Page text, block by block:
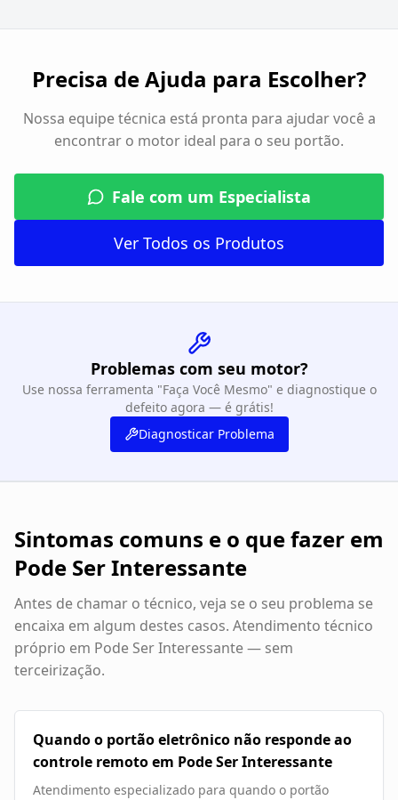
Precisa de Ajuda para Escolher?
Nossa equipe técnica está pronta para ajudar você a
encontrar o motor ideal para o seu portão.
Fale com um Especialista
Ver Todos os Produtos
Problemas com seu motor?
Use nossa ferramenta "Faça Você Mesmo" e diagnostique o
defeito agora — é grátis!
Diagnosticar Problema
Sintomas comuns e o que fazer em
Pode Ser Interessante
Antes de chamar o técnico, veja se o seu problema se
encaixa em algum destes casos. Atendimento técnico
próprio em Pode Ser Interessante— sem
terceirização.
Quando o portão eletrônico não responde ao
controle remoto em Pode Ser Interessante
Atendimento especializado para quando o portão